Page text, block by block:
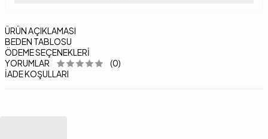
ÜRÜN AÇIKLAMASI
BEDEN TABLOSU
ÖDEME SEÇENEKLERI
YORUMLAR
(0)
İADE KOŞULLARI